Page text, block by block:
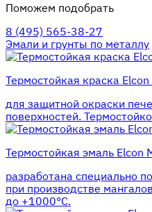
Поможем подобрать
8 (495) 565-38-27
Эмали и грунты по металлу
Термостойкая краска
для защитной окраски
поверхностей.
Термостойкая эмаль Elcon
разработана специально
при производстве
до +1000°С.